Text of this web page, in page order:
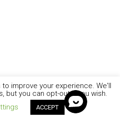
improve your experience. We'll
but you can opt-out if you wish.
ACCEPT